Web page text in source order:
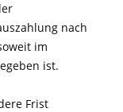
nach
im
ist.
Frist